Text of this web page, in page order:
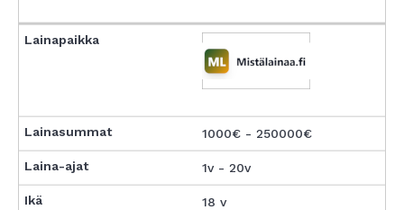
1000€ - 250000€
1v - 20v
18 v